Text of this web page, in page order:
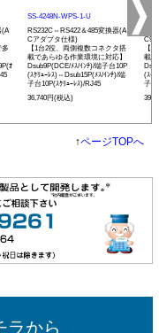
(A
多
ｵ
SS-4248N-WPS-1-U
RS232C⇔RS422＆485変換器(A
Cアダプタ仕様)
【1台2役、両側複数コネクタ搭
載であらゆる作業環境に対応】
Dsub9P(DCE/ﾒｽ/ｲﾝﾁ)/端子台10P
(ｽｸﾘｭｰﾚｽ)⇔Dsub15P(ﾒｽ/ｲﾝﾁ)/端
子台10P(ｽｸﾘｭｰﾚｽ)/RJ45
36,740円(税込)
SS-
【
載
(ｽｸ
子台
↑ページTOPへ
ラから